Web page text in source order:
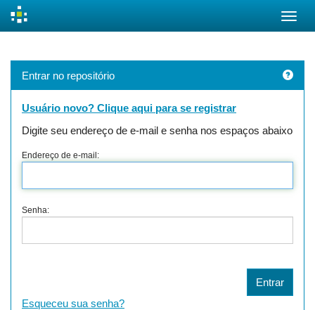
Entrar no repositório
Usuário novo? Clique aqui para se registrar
Digite seu endereço de e-mail e senha nos espaços abaixo
Endereço de e-mail:
Senha:
Esqueceu sua senha?